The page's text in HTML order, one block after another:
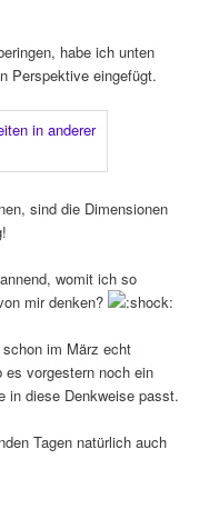
habe ich unten
Perspektive eingefügt.
sind die Dimensionen
womit ich so
mir denken?
im März echt
es vorgestern noch ein
in diese Denkweise passt.
Tagen natürlich auch